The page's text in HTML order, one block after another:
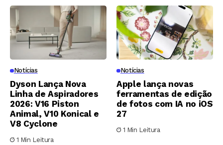
Notícias
Dyson Lança Nova
Linha de Aspiradores
2026: V16 Piston
Animal, V10 Konical e
V8 Cyclone
1 Min Leitura
Notícias
Apple lança novas
ferramentas de edição
de fotos com IA no iOS
27
1 Min Leitura